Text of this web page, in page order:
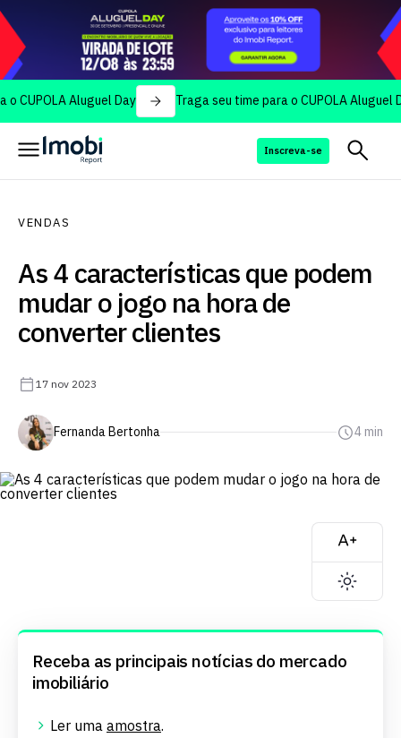
Aluguel Day Traga seu time para o CUPOLA Aluguel Day
Inscreva-se
VENDAS
As 4 características que podem
mudar o jogo na hora de
converter clientes
17 nov 2023
Fernanda Bertonha 4 min
Receba as principais notícias do mercado
imobiliário
Ler uma amostra.